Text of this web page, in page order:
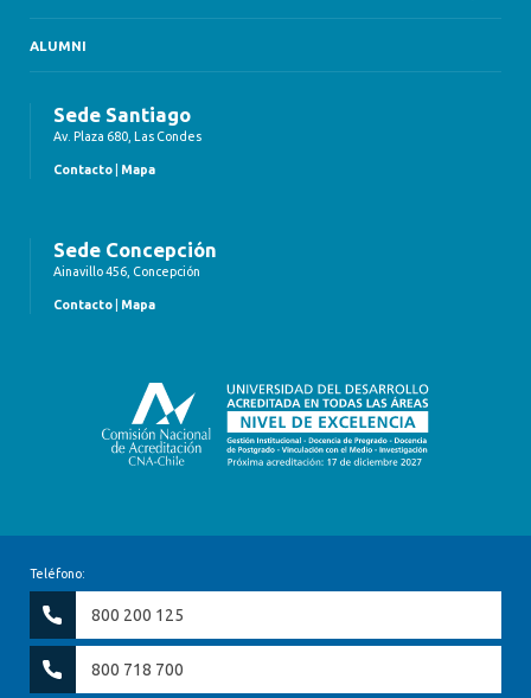
ALUMNI
Sede Santiago
Av. Plaza 680, Las Condes
Contacto Mapa
Sede Concepción
Ainavillo 456, Concepción
Contacto Mapa
Teléfono:
800 200 125
800 718 700